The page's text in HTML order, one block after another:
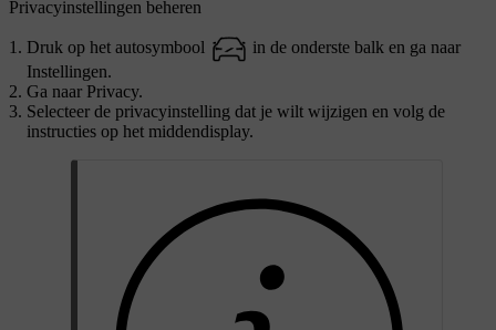
Privacyinstellingen beheren
Druk op het autosymbool
in de onderste balk en ga naar
Instellingen.
Ga naar Privacy.
Selecteer de privacyinstelling dat je wilt wijzigen en volg de
instructies op het middendisplay.